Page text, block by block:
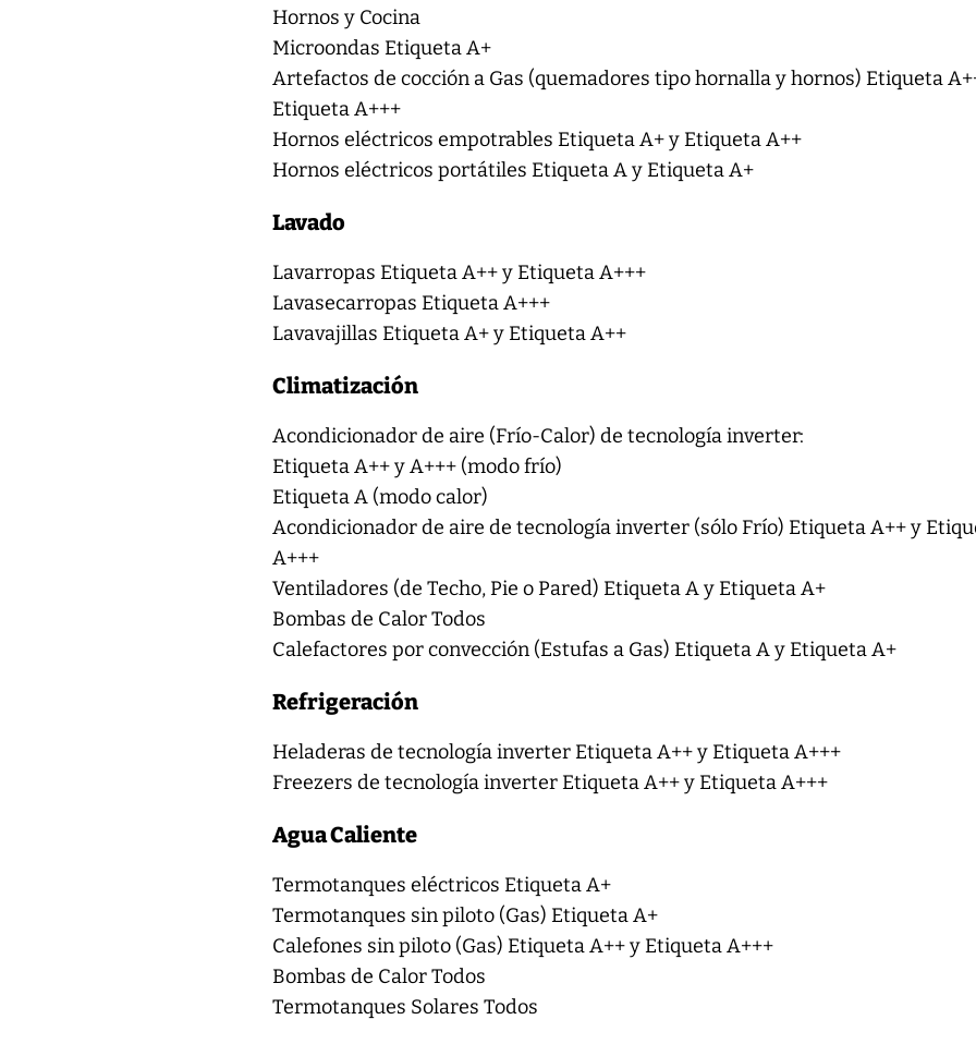
Hornos y Cocina
Microondas Etiqueta A+
Artefactos de cocción a Gas (quemadores tipo hornalla y hornos) Etiqueta
Etiqueta A+++
Hornos eléctricos empotrables Etiqueta A+ y Etiqueta A++
Hornos eléctricos portátiles Etiqueta A y Etiqueta A+
Lavado
Lavarropas Etiqueta A++ y Etiqueta A+++
Lavasecarropas Etiqueta A+++
Lavavajillas Etiqueta A+ y Etiqueta A++
Climatización
Acondicionador de aire (Frío-Calor) de tecnología inverter:
Etiqueta A++ y A+++ (modo frío)
Etiqueta A (modo calor)
Acondicionador de aire de tecnología inverter (sólo Frío) Etiqueta A++ y
A+++
Ventiladores (de Techo, Pie o Pared) Etiqueta A y Etiqueta A+
Bombas de Calor Todos
Calefactores por convección (Estufas a Gas) Etiqueta A y Etiqueta A+
Refrigeración
Heladeras de tecnología inverter Etiqueta A++ y Etiqueta A+++
Freezers de tecnología inverter Etiqueta A++ y Etiqueta A+++
Agua Caliente
Termotanques eléctricos Etiqueta A+
Termotanques sin piloto (Gas) Etiqueta A+
Calefones sin piloto (Gas) Etiqueta A++ y Etiqueta A+++
Bombas de Calor Todos
Termotanques Solares Todos